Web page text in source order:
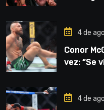
4 de
Conor
vez: “Se
4 de